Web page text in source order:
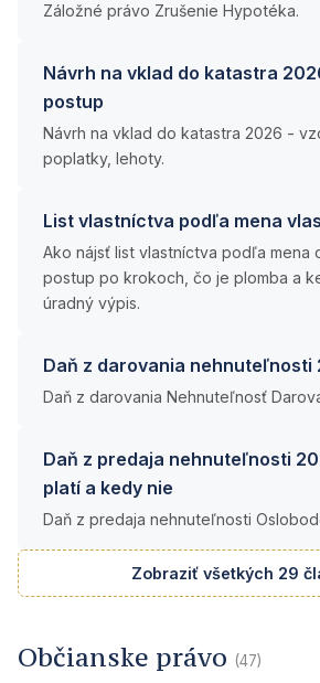
Záložné právo Zrušenie Hypotéka.
Návrh na vklad do katastra
postup
Návrh na vklad do katastra 2026 -
poplatky, lehoty.
List vlastníctva podľa mena
Ako nájsť list vlastníctva podľa mena
postup po krokoch, čo je plomba a
úradný výpis.
Daň z darovania nehnuteľnosti
Daň z darovania Nehnuteľnosť
Daň z predaja nehnuteľnosti
platí a kedy nie
Daň z predaja nehnuteľnosti
Zobraziť všetkých 29
Občianske právo (47)